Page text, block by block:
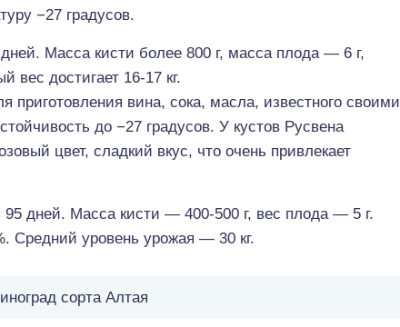
−27 градусов.
Масса кисти более 800 г, масса плода — 6 г,
вес достигает 16-17 кг.
приготовления вина, сока, масла, известного своими
до −27 градусов. У кустов Русвена
цвет, сладкий вкус, что очень привлекает
95 дней. Масса кисти — 400-500 г, вес плода — 5 г.
Средний уровень урожая — 30 кг.
сорта Алтая